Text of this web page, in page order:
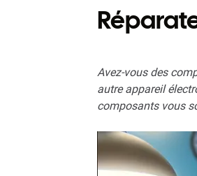
Avez-vous des
autre appareil
composants vous